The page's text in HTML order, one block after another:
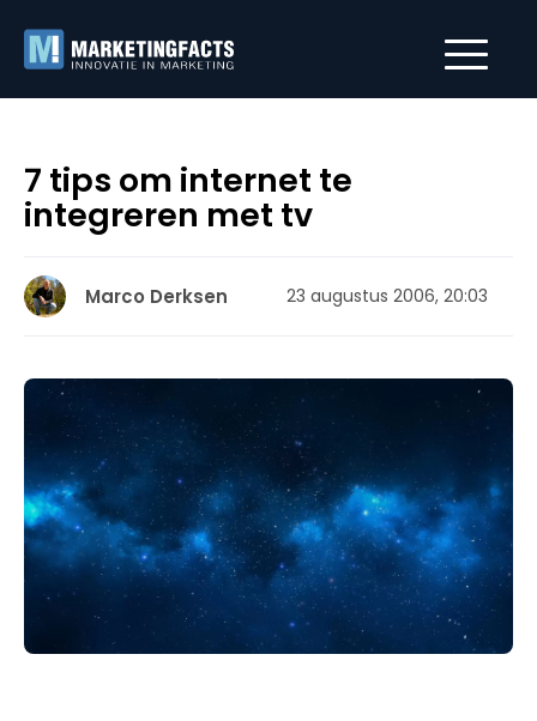
7 tips om internet te
integreren met tv
Marco Derksen 23 augustus 2006, 20:03